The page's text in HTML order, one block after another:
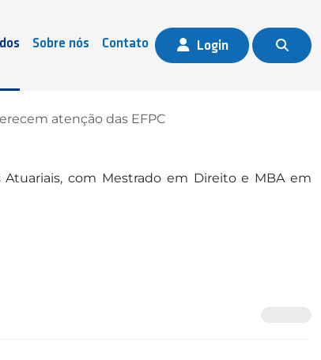
Sobre nós Contato Login
atenção das EFPC
com Mestrado em Direito e MBA em